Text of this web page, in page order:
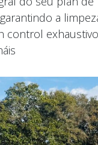
a
control